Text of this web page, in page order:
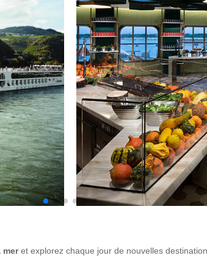
meret explorez chaque jour de nouvelles